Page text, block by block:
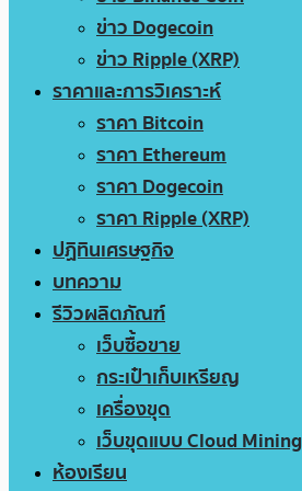
ข่าว Dogecoin
ข่าว Ripple (XRP)
ราคาและการวิเคราะห์
ราคา Bitcoin
ราคา Ethereum
ราคา Dogecoin
ราคา Ripple (XRP)
ปฏิทินเศรษฐกิจ
บทความ
รีวิวผลิตภัณฑ์
เว็บซื้อขาย
กระเป๋าเก็บเหรียญ
เครื่องขุด
เว็บขุดแบบ Cloud Mining
ห้องเรียน